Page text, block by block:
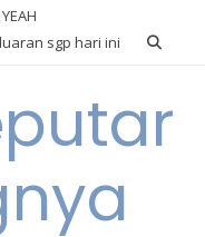
sgp hari ini